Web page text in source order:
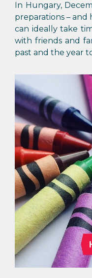
In Hungary,
preparations – and
can ideally take
with friends and
past and the year